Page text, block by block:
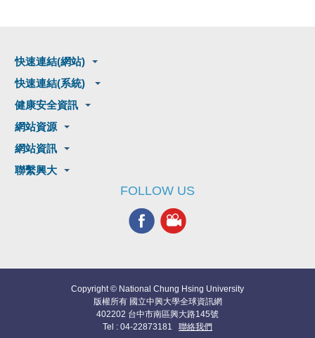
快速連結(網站)
快速連結(系統)
健康安全資訊
網站資源
網站資訊
聯繫興大
FOLLOW US
Copyright © National Chung Hsing University
版權所有 國立中興大學全球資訊網
402202 台中市南區興大路145號
Tel : 04-22873181 聯絡我們